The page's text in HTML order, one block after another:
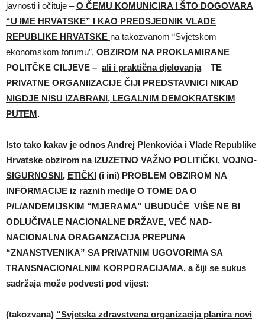
javnosti i očituje –O ČEMU KOMUNICIRA I ŠTO DOGOVARA
“U IME HRVATSKE” I KAO PREDSJEDNIK VLADE
REPUBLIKE HRVATSKE na takozvanom “Svjetskom
ekonomskom forumu”, OBZIROM NA PROKLAMIRANE
POLITČKE CILJEVE – ali i praktična djelovanja–TE
PRIVATNE ORGANIIZACIJE ČIJI PREDSTAVNICI NIKAD
NIGDJE NISU IZABRANI, LEGALNIM DEMOKRATSKIM
PUTEM.
Isto tako kakav je odnos Andrej Plenkovića i Vlade Republike
Hrvatske obzirom na IZUZETNO VAŽNO POLITIČKI, VOJNO-
SIGURNOSNI, ETIČKI (i ini) PROBLEM OBZIROM NA
INFORMACIJE iz raznih medije O TOME DA O
P/L/ANDEMIJSKIM “MJERAMA” UBUDUĆE VIŠE NE BI
ODLUČIVALE NACIONALNE DRŽAVE, VEĆ NAD-
NACIONALNA ORAGANZACIJA PREPUNA
“ZNANSTVENIKA” SA PRIVATNIM UGOVORIMA SA
TRANSNACIONALNIM KORPORACIJAMA, a čiji se sukus
sadržaja može podvesti pod vijest:
(takozvana) “Svjetska zdravstvena organizacija planira novi